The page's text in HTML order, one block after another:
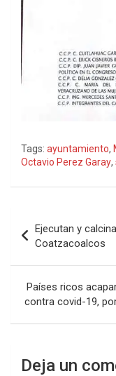
Tags: ayuntamiento,
Octavio Perez Garay,
de
entradas
Ejecutan y
Coatzacoalcos
Países ricos
contra covid-19,
Deja un